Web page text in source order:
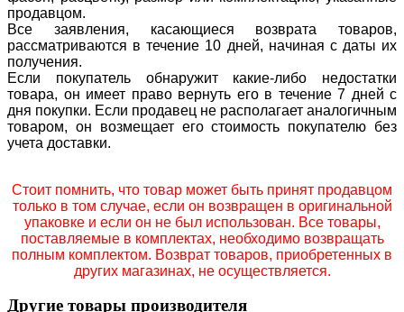
продавцом.
Все заявления, касающиеся возврата товаров,
рассматриваются в течение 10 дней, начиная с даты их
получения.
Если покупатель обнаружит какие-либо недостатки
товара, он имеет право вернуть его в течение 7 дней с
дня покупки. Если продавец не располагает аналогичным
товаром, он возмещает его стоимость покупателю без
учета доставки.
Стоит помнить, что товар может быть принят продавцом
только в том случае, если он возвращен в оригинальной
упаковке и если он не был использован. Все товары,
поставляемые в комплектах, необходимо возвращать
полным комплектом. Возврат товаров, приобретенных в
других магазинах, не осуществляется.
Другие товары производителя